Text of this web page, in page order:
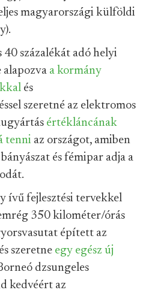
magyarországi külföldi
40 százalékát adó helyi
a kormány
és
szeretné az elektromos
értékláncának
tenni az országot, amiben
és fémipar adja a
ívű fejlesztési tervekkel
350 kilométer/órás
épített az
szeretne egy egész új
dzsungeles
kedvéért az